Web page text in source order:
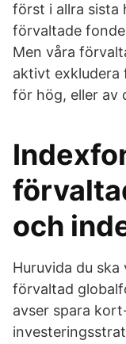
först i allra sista
förvaltade
Men våra
aktivt exkludera
för hög, eller av
och
Huruvida du
förvaltad
avser spara